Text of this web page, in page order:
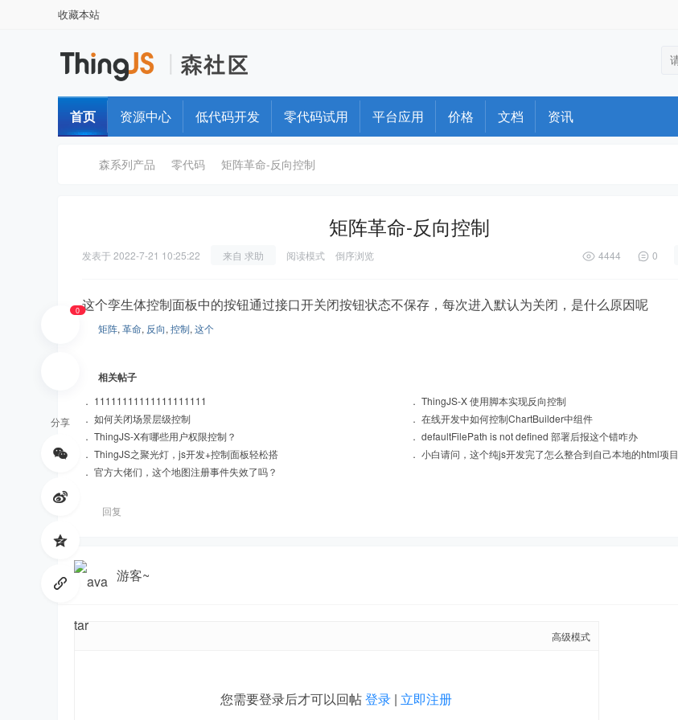
收藏本站
首页 资源中心 低代码开发 零代码试用 平台应用 价格 文档 资讯
0
分享
森系列产品 零代码 矩阵革命-反向控制
矩阵革命-反向控制
发表于2022-7-21 10:25:22 来自 求助 阅读模式 倒序浏览 4444 0
这个孪生体控制面板中的按钮通过接口开关闭按钮状态不保存，每次进入默认为关闭，是什么原因呢
矩阵, 革命, 反向, 控制, 这个
相关帖子
． 11111111111111111111 ． ThingJS-X 使用脚本实现反向控制
． 如何关闭场景层级控制 ． 在线开发中如何控制ChartBuilder中组件
． ThingJS-X有哪些用户权限控制？ ． defaultFilePath is not defined 部署后报这个错咋办
． ThingJS之聚光灯，js开发+控制面板轻松搭 ． 小白请问，这个纯js开发完了怎么整合到自己本地的html项目
． 官方大佬们，这个地图注册事件失效了吗？
回复
游客~
高级模式
您需要登录后才可以回帖登录 | 立即注册